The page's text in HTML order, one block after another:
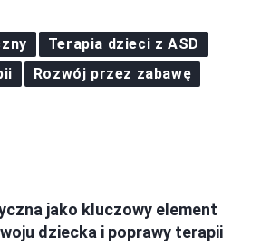
Terapia dzieci z ASD
Rozwój przez zabawę
jako kluczowy element
dziecka i poprawy terapii